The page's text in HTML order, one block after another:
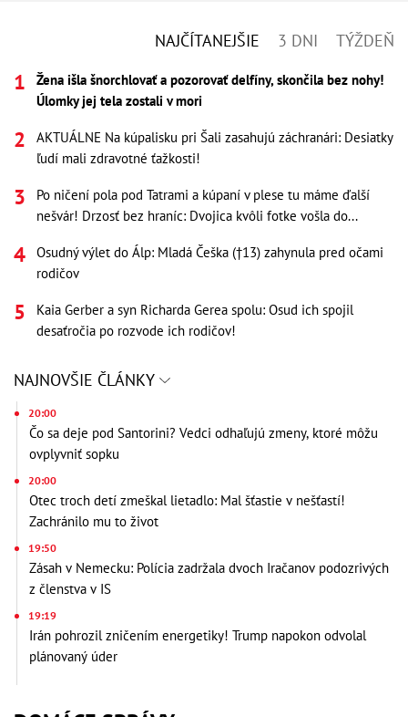
NAJČÍTANEJŠIE 3 DNI TÝŽDEŇ
Žena išla šnorchlovať a pozorovať delfíny, skončila bez nohy!
Úlomky jej tela zostali v mori
AKTUÁLNE Na kúpalisku pri Šali zasahujú záchranári: Desiatky
ľudí mali zdravotné ťažkosti!
Po ničení pola pod Tatrami a kúpaní v plese tu máme ďalší
nešvár! Drzosť bez hraníc: Dvojica kvôli fotke vošla do...
Osudný výlet do Álp: Mladá Češka (†13) zahynula pred očami
rodičov
Kaia Gerber a syn Richarda Gerea spolu: Osud ich spojil
desaťročia po rozvode ich rodičov!
NAJNOVŠIE ČLÁNKY
20:00
Čo sa deje pod Santorini? Vedci odhaľujú zmeny, ktoré môžu
ovplyvniť sopku
20:00
Otec troch detí zmeškal lietadlo: Mal šťastie v nešťastí!
Zachránilo mu to život
19:50
Zásah v Nemecku: Polícia zadržala dvoch Iračanov podozrivých
z členstva v IS
19:19
Irán pohrozil zničením energetiky! Trump napokon odvolal
plánovaný úder